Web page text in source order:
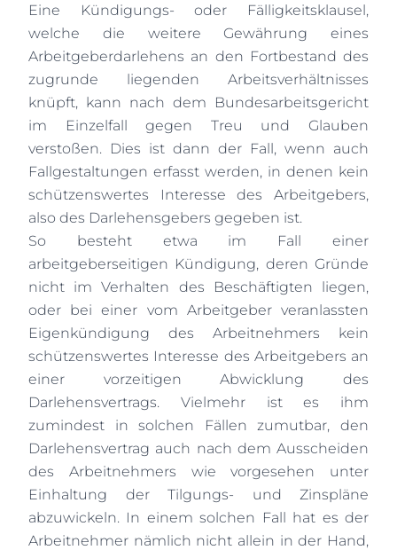
Eine Kündigungs- oder Fälligkeitsklausel,
welche die weitere Gewährung eines
Arbeitgeberdarlehens an den Fortbestand des
zugrunde liegenden Arbeitsverhältnisses
knüpft, kann nach dem Bundesarbeitsgericht
im Einzelfall gegen Treu und Glauben
verstoßen. Dies ist dann der Fall, wenn auch
Fallgestaltungen erfasst werden, in denen kein
schützenswertes Interesse des Arbeitgebers,
also des Darlehensgebers gegeben ist.
So besteht etwa im Fall einer
arbeitgeberseitigen Kündigung, deren Gründe
nicht im Verhalten des Beschäftigten liegen,
oder bei einer vom Arbeitgeber veranlassten
Eigenkündigung des Arbeitnehmers kein
schützenswertes Interesse des Arbeitgebers an
einer vorzeitigen Abwicklung des
Darlehensvertrags. Vielmehr ist es ihm
zumindest in solchen Fällen zumutbar, den
Darlehensvertrag auch nach dem Ausscheiden
des Arbeitnehmers wie vorgesehen unter
Einhaltung der Tilgungs- und Zinspläne
abzuwickeln. In einem solchen Fall hat es der
Arbeitnehmer nämlich nicht allein in der Hand,